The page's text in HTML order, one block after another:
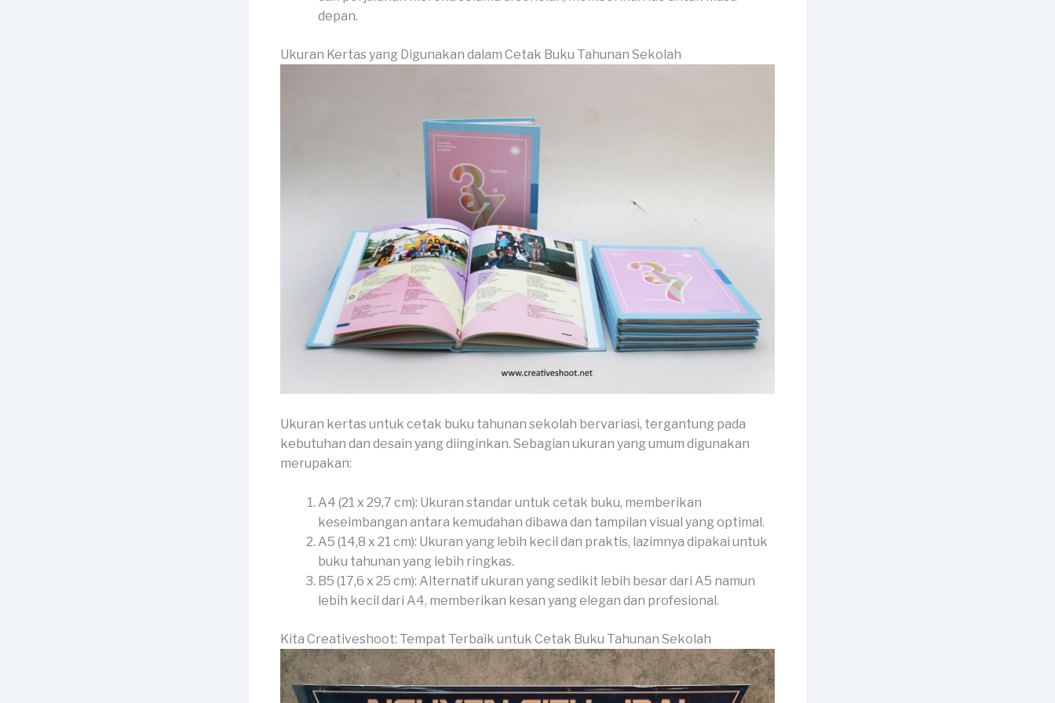
depan.
Ukuran Kertas yang Digunakan dalam Cetak Buku Tahunan Sekolah
Ukuran kertas untuk cetak buku tahunan sekolah bervariasi, tergantung pada
kebutuhan dan desain yang diinginkan. Sebagian ukuran yang umum digunakan
merupakan:
A4 (21 x 29,7 cm): Ukuran standar untuk cetak buku, memberikan
keseimbangan antara kemudahan dibawa dan tampilan visual yang optimal.
A5 (14,8 x 21 cm): Ukuran yang lebih kecil dan praktis, lazimnya dipakai untuk
buku tahunan yang lebih ringkas.
B5 (17,6 x 25 cm): Alternatif ukuran yang sedikit lebih besar dari A5 namun
lebih kecil dari A4, memberikan kesan yang elegan dan profesional.
Kita Creativeshoot: Tempat Terbaik untuk Cetak Buku Tahunan Sekolah